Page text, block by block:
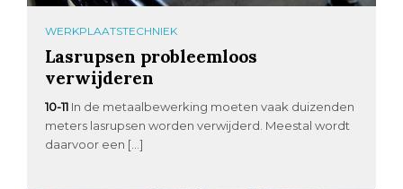
WERKPLAATSTECHNIEK
Lasrupsen probleemloos
verwijderen
10-11 In de metaalbewerking moeten vaak duizenden
meters lasrupsen worden verwijderd. Meestal wordt
daarvoor een […]